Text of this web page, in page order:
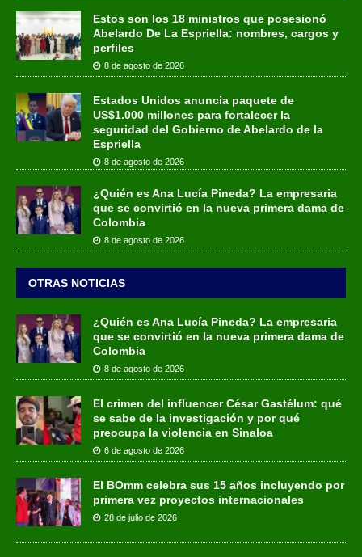
Estos son los 18 ministros que posesionó
Abelardo De La Espriella: nombres, cargos y
perfiles
8 de agosto de 2026
Estados Unidos anuncia paquete de
US$1.000 millones para fortalecer la
seguridad del Gobierno de Abelardo de la
Espriella
8 de agosto de 2026
¿Quién es Ana Lucía Pineda? La empresaria
que se convirtió en la nueva primera dama de
Colombia
8 de agosto de 2026
OTRAS NOTICIAS
¿Quién es Ana Lucía Pineda? La empresaria
que se convirtió en la nueva primera dama de
Colombia
8 de agosto de 2026
El crimen del influencer César Gastélum: qué
se sabe de la investigación y por qué
preocupa la violencia en Sinaloa
6 de agosto de 2026
El BOmm celebra sus 15 años incluyendo por
primera vez proyectos internacionales
28 de julio de 2026